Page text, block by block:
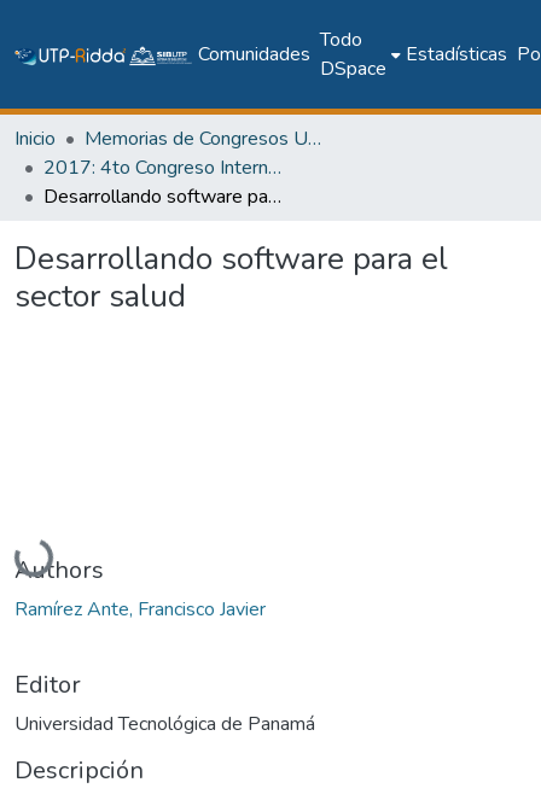
Comunidades
Todo
DSpace
Estadísticas
Inicio
Memorias de Congresos UTP
2017: 4to Congreso Internacional AmITIC 2017, Aplicando nuevas tecnologías
Desarrollando software para el sector salud
Desarrollando software para el
sector salud
Cargando...
Authors
Ramírez Ante, Francisco Javier
Editor
Universidad Tecnológica de Panamá
Descripción